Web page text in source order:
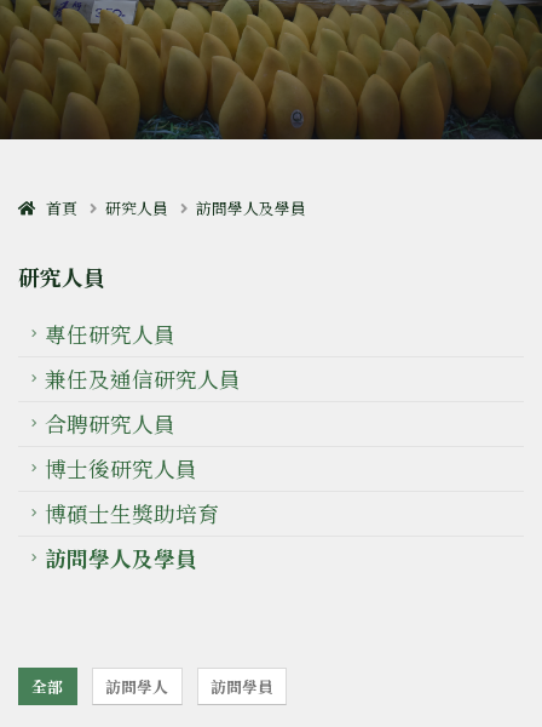
首頁 研究人員 訪問學人及學員
研究人員
專任研究人員
兼任及通信研究人員
合聘研究人員
博士後研究人員
博碩士生獎助培育
訪問學人及學員
全部 訪問學人 訪問學員